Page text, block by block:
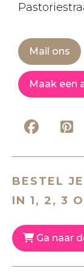
Mail ons
Maak een
BESTEL
IN 1, 2, 3
Ga naar